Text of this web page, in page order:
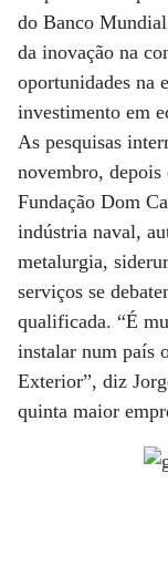
do Banco
da inovação na
oportunidades na
investimento em
As pesquisas
novembro, depois
Fundação Dom
indústria naval,
metalurgia,
serviços se
qualificada. “É
instalar num país
Exterior”, diz
quinta maior